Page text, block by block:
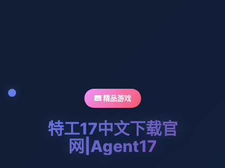
🎹 精品游戏
特工17中文下载官
网|Agent17